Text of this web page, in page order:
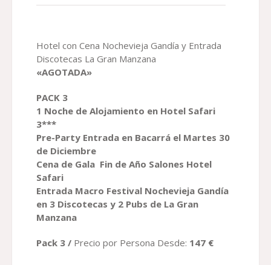
Hotel con Cena Nochevieja Gandía y Entrada
Discotecas La Gran Manzana
«AGOTADA»
PACK 3
1 Noche de Alojamiento en Hotel Safari
3***
Pre-Party Entrada en Bacarrá el Martes 30
de Diciembre
Cena de Gala Fin de Año Salones Hotel
Safari
Entrada Macro Festival Nochevieja Gandía
en 3 Discotecas y 2 Pubs de La Gran
Manzana
Pack 3 / Precio por Persona Desde: 147 €